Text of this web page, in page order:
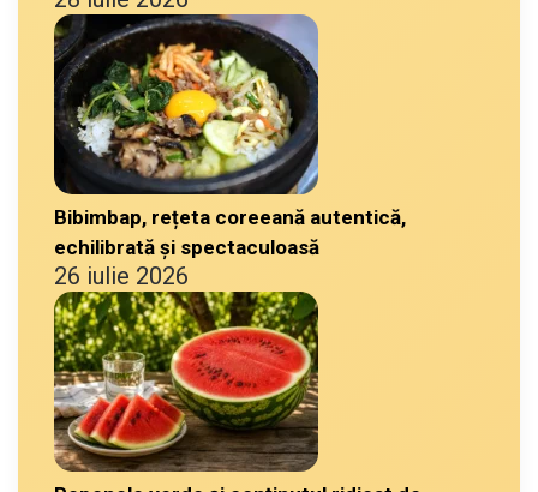
Bibimbap, rețeta coreeană autentică,
echilibrată și spectaculoasă
26 iulie 2026